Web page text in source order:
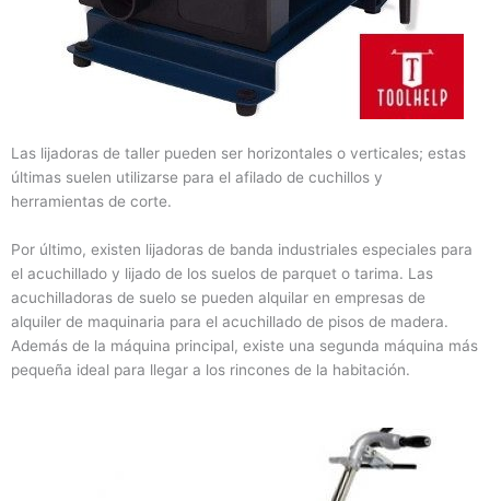
Las lijadoras de taller pueden ser horizontales o verticales; estas
últimas suelen utilizarse para el afilado de cuchillos y
herramientas de corte.
Por último, existen lijadoras de banda industriales especiales para
el acuchillado y lijado de los suelos de parquet o tarima. Las
acuchilladoras de suelo se pueden alquilar en empresas de
alquiler de maquinaria para el acuchillado de pisos de madera.
Además de la máquina principal, existe una segunda máquina más
pequeña ideal para llegar a los rincones de la habitación.